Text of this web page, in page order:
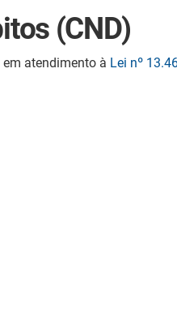
(CND)
em atendimento à Lei nº